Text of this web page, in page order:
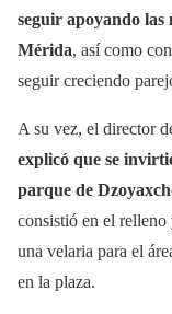
seguir apoyando las
Mérida, así como
seguir creciendo
A su vez, el director
explicó que se
parque de
consistió en el
una velaria para el
en la plaza.